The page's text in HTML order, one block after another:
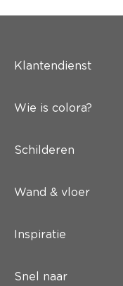
Klantendienst
Wie is colora?
Schilderen
Wand & vloer
Inspiratie
Snel naar